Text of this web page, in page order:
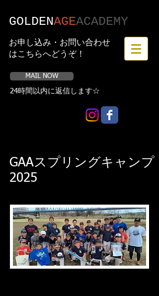
GOLDENAGE​ACADEMY
お申し込み・お問い合わせ
はこちらへどうぞ！
MAIL NOW
24時間以内に返信します☆
GAAスプリングキャンプ
2025